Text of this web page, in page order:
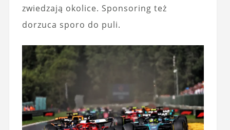
zwiedzają okolice. Sponsoring też
dorzuca sporo do puli.